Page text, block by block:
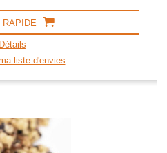
RAPIDE
Détails
liste d'envies